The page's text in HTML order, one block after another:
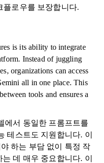
로우를 보장합니다.
is its ability to integrate
Instead of juggling
organizations can access
all in one place. This
tools and ensures a
에서 동일한 프롬프트를
테스트도 지원합니다. 이
하는 부담 없이 특정 작
데 매우 중요합니다. 이